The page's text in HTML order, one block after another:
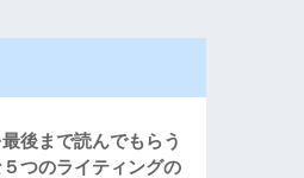
後まで読んでもらう
つのライティングの